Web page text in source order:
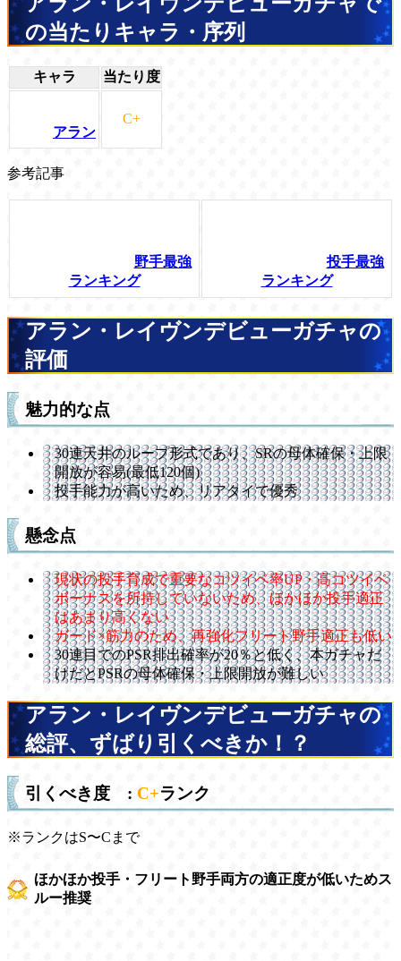
の当たりキャラ・序列
キャラ 当たり度
アラン
C+
参考記事
野手最強
ランキング
投手最強
ランキング
アラン・レイヴンデビューガチャの
評価
魅力的な点
30連天井のループ形式であり、SRの母体確保・上限
開放が容易(最低120個)
投手能力が高いため、リアタイで優秀
懸念点
現状の投手育成で重要なコツイベ率UP・高コツイベ
ボーナスを所持していないため、ほかほか投手適正
はあまり高くない
ガード×筋力のため、再強化フリート野手適正も低い
30連目でのPSR排出確率が20％と低く、本ガチャだ
けだとPSRの母体確保・上限開放が難しい
アラン・レイヴンデビューガチャの
総評、ずばり引くべきか！？
引くべき度 : C+ランク
※ランクはS〜Cまで
ほかほか投手・フリート野手両方の適正度が低いためス
ルー推奨